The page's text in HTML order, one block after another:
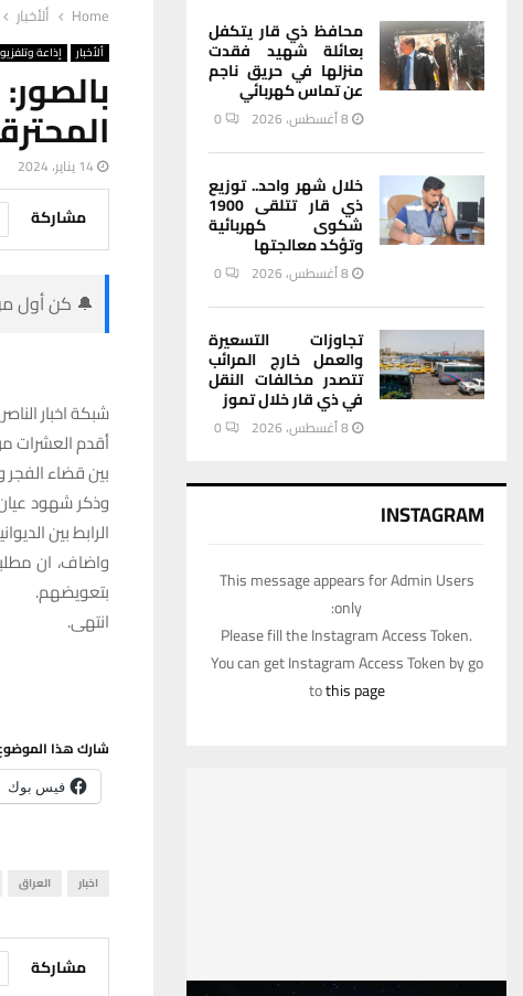
Home ألأخبار
ألأخبار إذاعة
14 يناير، 2024
مشاركة
🔔 كن أول
شبكة اخبار
أقدم العشرات
بين قضاء الفجر
وذكر شهود
الرابط بين
واضاف، ان
بتعويضهم.
انتهى.
شارك هذا
فيس بوك
اخبار العراق
مشاركة
محافظ ذي قار يتكفل
بعائلة شهيد فقدت
منزلها في حريق ناجم
عن تماس كهربائي
8 أغسطس، 2026 0
خلال شهر واحد.. توزيع
ذي قار تتلقى 1900
شكوى كهربائية
وتؤكد معالجتها
8 أغسطس، 2026 0
تجاوزات التسعيرة
والعمل خارج المرائب
تتصدر مخالفات النقل
في ذي قار خلال تموز
8 أغسطس، 2026 0
INSTAGRAM
This message appears for Admin Users
only:
Please fill the Instagram Access Token.
You can get Instagram Access Token by go
tothis page